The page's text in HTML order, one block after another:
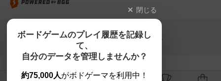
閉じる
ボードゲームのプレイ履歴を記録し
て、
自分のデータを管理しませんか？
約75,000人がボドゲーマを利用中！
Copyright (c)
【ボドゲーマ】ボードゲームの総合情報サイト